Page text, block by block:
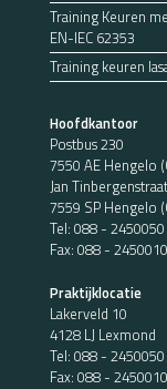
Training Keuren
EN-IEC 62353
Training keuren
Hoofdkantoor
Postbus 230
7550 AE Hengelo
Jan
7559 SP Hengelo
Tel: 088 - 2450050
Fax: 088 - 2450010
Praktijklocatie
Lakerveld 10
4128 LJ Lexmond
Tel: 088 - 2450050
Fax: 088 - 2450010